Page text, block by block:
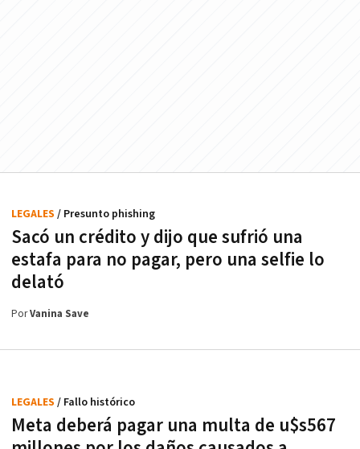
Sacó un crédito y dijo que sufrió una
estafa para no pagar, pero una selfie lo
delató
LEGALES / Presunto phishing
PorVanina Save
Meta deberá pagar una multa de u$s567
LEGALES / Fallo histórico